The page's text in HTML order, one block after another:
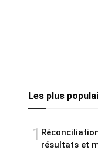
Les plus
1
résultats et